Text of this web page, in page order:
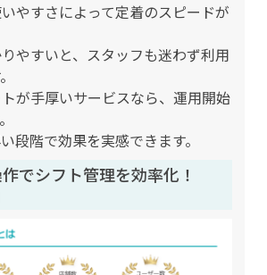
やすさによって定着のスピードが
やすいと、スタッフも迷わず利用
が手厚いサービスなら、運用開始
段階で効果を実感できます。
でシフト管理を効率化！